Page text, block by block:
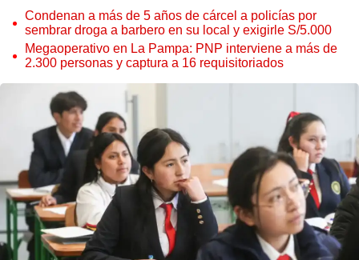
Condenan a más de 5 años de cárcel a policías por
sembrar droga a barbero en su local y exigirle S/5.000
Megaoperativo en La Pampa: PNP interviene a más de
2.300 personas y captura a 16 requisitoriados